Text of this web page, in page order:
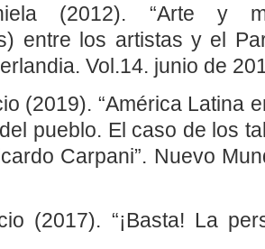
(2012). “Arte y
entre los artistas y el
Vol.14. junio de
(2019). “América Latina
pueblo. El caso de los
Carpani”. Nuevo
(2017). “¡Basta! La